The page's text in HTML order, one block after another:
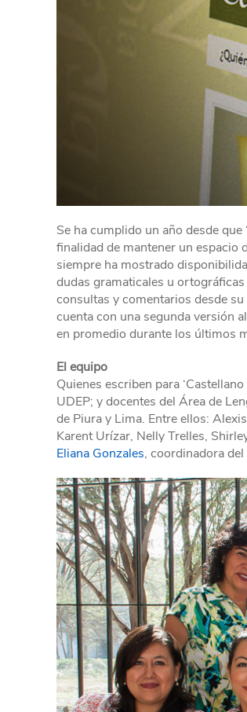
Se ha cumplido un año desde que ‘
finalidad de mantener un espacio
siempre ha mostrado
dudas gramaticales u
consultas y comentarios desde
cuenta con una segunda versión
en promedio durante los últimos
El equipo
Quienes escriben para
UDEP; y docentes del Área de
de Piura y Lima. Entre ellos:
Karent Urízar, Nelly Trelles,
Eliana Gonzales, coordinadora del